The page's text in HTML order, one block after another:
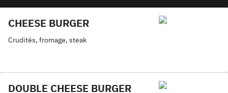
CHEESE BURGER
Crudités, fromage, steak
DOUBLE CHEESE BURGER